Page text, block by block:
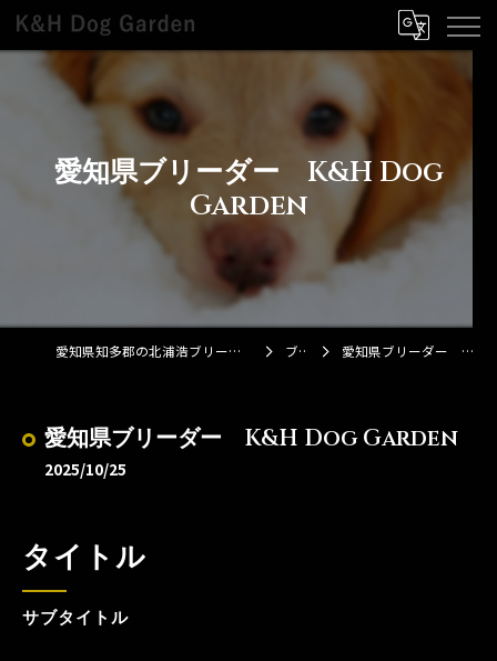
愛知県ブリーダー K&H Dog
Garden
愛知県知多郡の北浦浩ブリーダーならK&H Dog Garden ブログ 愛知県ブリーダー K&H Dog Garden
愛知県ブリーダー K&H Dog Garden
2025/10/25
タイトル
サブタイトル